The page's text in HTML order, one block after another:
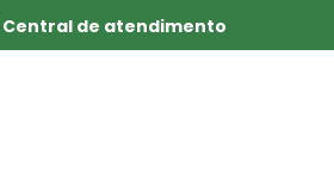
Central de atendimento